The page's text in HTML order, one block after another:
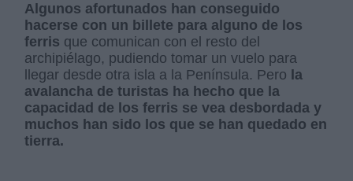
Algunos afortunados han conseguido
hacerse con un billete para alguno de los
ferris que comunican con el resto del
archipiélago, pudiendo tomar un vuelo para
llegar desde otra isla a la Península. Pero la
avalancha de turistas ha hecho que la
capacidad de los ferris se vea desbordada y
muchos han sido los que se han quedado en
tierra.